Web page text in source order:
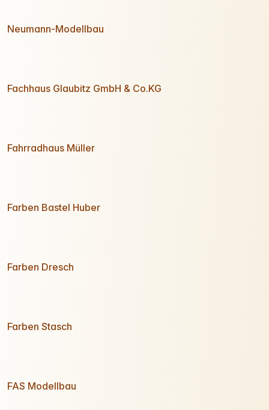
Neumann-Modellbau
Fachhaus Glaubitz GmbH & Co.KG
Fahrradhaus Müller
Farben Bastel Huber
Farben Dresch
Farben Stasch
FAS Modellbau